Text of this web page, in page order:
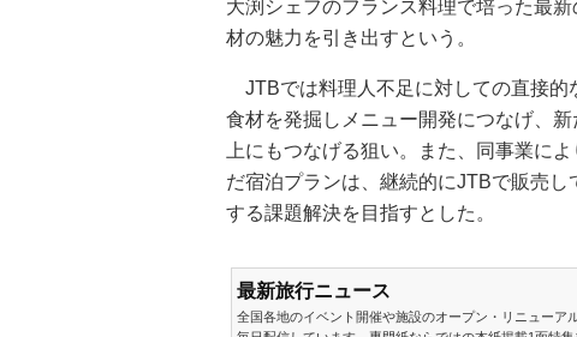
大渕シェフのフランス料理で培った最
材の魅力を引き出すという。
JTBでは料理人不足に対しての直接的
食材を発掘しメニュー開発につなげ、
上にもつなげる狙い。また、同事業に
だ宿泊プランは、継続的にJTBで販売
する課題解決を目指すとした。
最新旅行ニュース
全国各地のイベント開催や施設のオープン・リニューア